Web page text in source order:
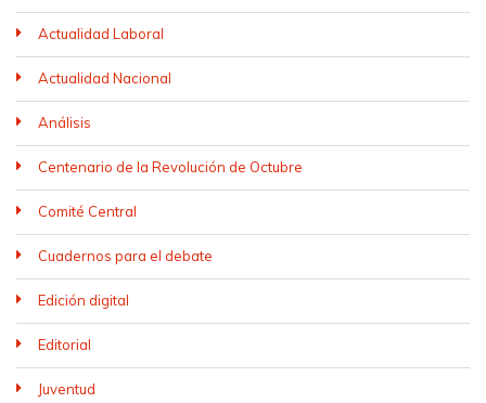
Actualidad Laboral
Actualidad Nacional
Análisis
Centenario de la Revolución de Octubre
Comité Central
Cuadernos para el debate
Edición digital
Editorial
Juventud